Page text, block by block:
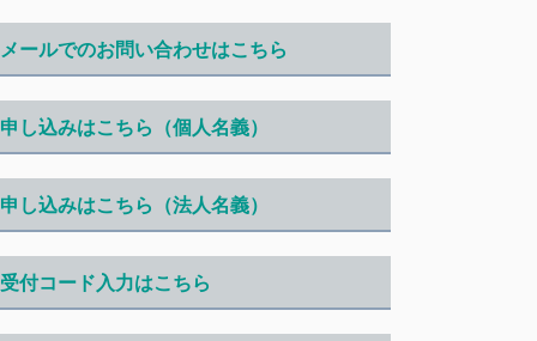
メールでのお問い合わせはこちら
申し込みはこちら（個人名義）
申し込みはこちら（法人名義）
受付コード入力はこちら